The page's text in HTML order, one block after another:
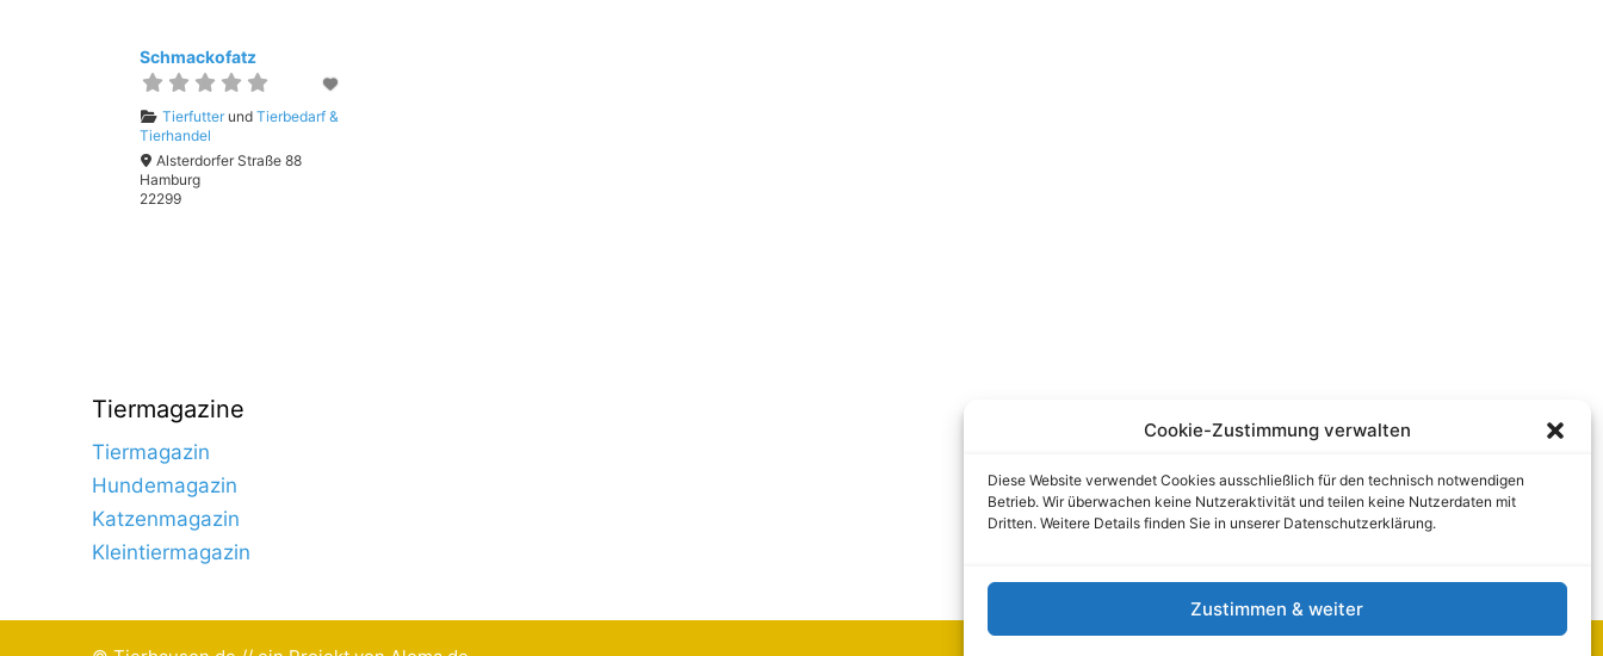
Cookie-Zustimmung verwalten
Diese Website verwendet Cookies ausschließlich für den technisch notwendigen
Betrieb. Wir überwachen keine Nutzeraktivität und teilen keine Nutzerdaten mit
Dritten. Weitere Details finden Sie in unserer Datenschutzerklärung.
Zustimmen & weiter
Schmackofatz
Tierfutterund Tierbedarf &
Tierhandel
Alsterdorfer Straße 88
Hamburg
22299
Tiermagazine
Tiermagazin
Hundemagazin
Katzenmagazin
Kleintiermagazin